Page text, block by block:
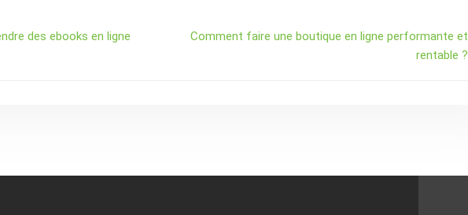
des ebooks en ligne
Comment faire une boutique en ligne performante et
rentable ?